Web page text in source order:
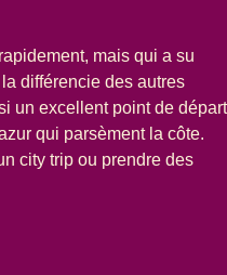
mais qui a su
différencie des autres
un excellent point de départ
qui parsèment la côte.
city trip ou prendre des